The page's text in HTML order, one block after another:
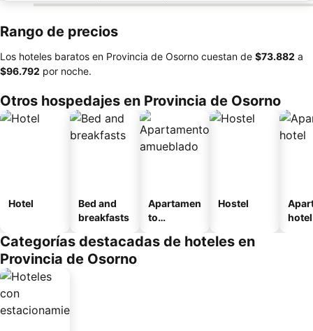
Rango de precios
Los hoteles baratos en Provincia de Osorno cuestan de ‎$73.882 a
‎$96.792 por noche.
Otros hospedajes en Provincia de Osorno
Hotel
Bed and
breakfasts
Apartamen
to
o
Hostel
hotel
Categorías destacadas de hoteles en
Provincia de Osorno